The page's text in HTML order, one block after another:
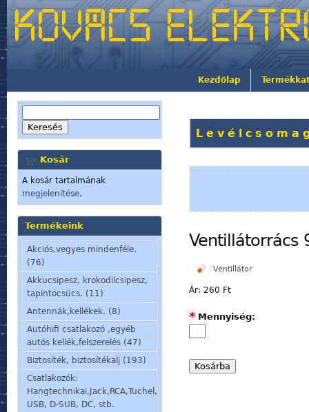
Kezdőlap
Kosár
A kosár tartalmának
megjelenítése.
Termékeink
Akciós,vegyes mindenféle.
(76)
Akkucsipesz, krokodilcsipesz,
tapintócsúcs. (11)
Antennák,kellékek. (8)
Autóhifi csatlakozó ,egyéb
autós kellék,felszerelés (47)
Biztosíték, biztosítékalj (193)
Csatlakozók:
Hangtechnikai,Jack,RCA,Tuchel,
USB, D-SUB, DC, stb.
Ventillátorrács
Ventillátor
Ár: 260 Ft
Mennyiség:
*